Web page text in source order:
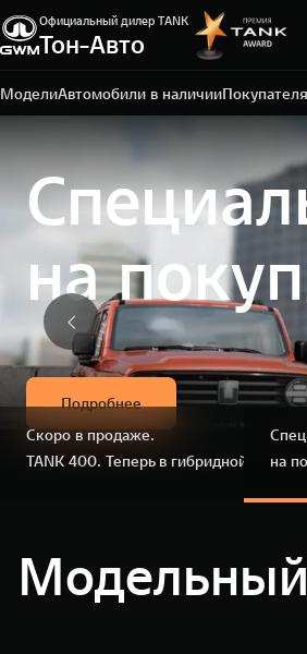
Официальный дилер TANK
Тон-Авто
МоделиАвтомобили в наличии
Тольятти, ул. Воскресенская, д. 16,
+7 (8482) 20-54-74
на
Подробнее
Скоро в продаже.
TANK 400. Теперь в гибридной версии.
на